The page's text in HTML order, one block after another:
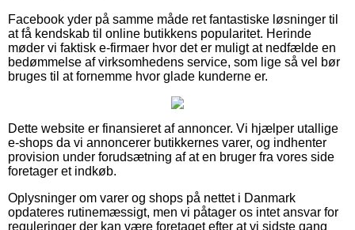
Facebook yder på samme måde ret fantastiske løsninger til
at få kendskab til online butikkens popularitet. Herinde
møder vi faktisk e-firmaer hvor det er muligt at nedfælde en
bedømmelse af virksomhedens service, som lige så vel bør
bruges til at fornemme hvor glade kunderne er.
Dette website er finansieret af annoncer. Vi hjælper utallige
e-shops da vi annoncerer butikkernes varer, og indhenter
provision under forudsætning af at en bruger fra vores side
foretager et indkøb.
Oplysninger om varer og shops på nettet i Danmark
opdateres rutinemæssigt, men vi påtager os intet ansvar for
reguleringer der kan være foretaget efter at vi sidste gang